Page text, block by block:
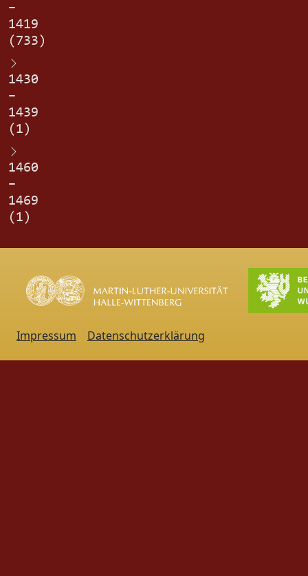
–
1419
(733)
1430
–
1439
(1)
1460
–
1469
(1)
Impressum Datenschutzerklärung